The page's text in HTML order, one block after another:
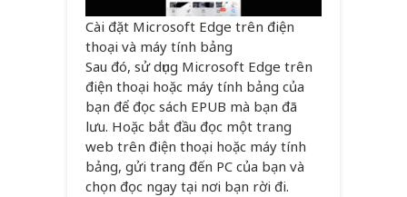
Cài đặt Microsoft Edge trên điện
thoại và máy tính bảng
Sau đó, sử dụng Microsoft Edge trên
điện thoại hoặc máy tính bảng của
bạn để đọc sách EPUB mà bạn đã
lưu. Hoặc bắt đầu đọc một trang
web trên điện thoại hoặc máy tính
bảng, gửi trang đến PC của bạn và
chọn đọc ngay tại nơi bạn rời đi.